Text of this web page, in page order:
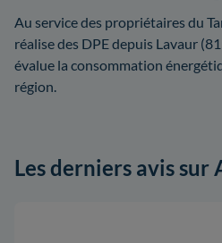
Au service des propriétaires du
réalise des DPE depuis Lavaur
évalue la consommation
région.
Les derniers avis sur